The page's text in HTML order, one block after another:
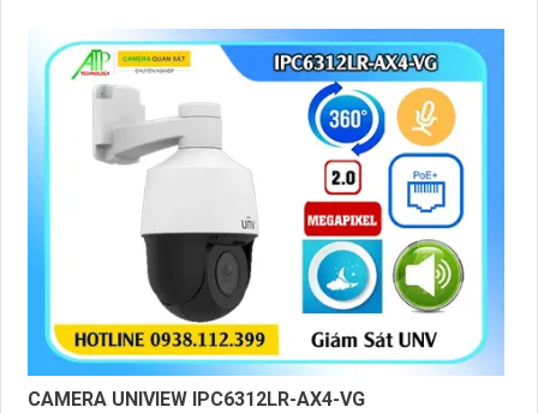
CAMERA UNIVIEW IPC6312LR-AX4-VG